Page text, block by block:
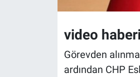
video
Görevden
ardından CHP
Bilim ve Teknoloji